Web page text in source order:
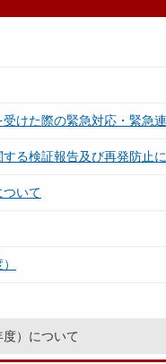
けた際の緊急対応・緊急
る検証報告及び再発防止
いて
）について